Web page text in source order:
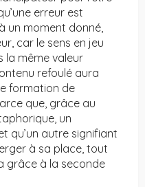
erreur est
un moment donné,
car le sens en jeu
la même valeur
refoulé aura
formation de
que, grâce au
un
qu’un autre signifiant
à sa place, tout
grâce à la seconde